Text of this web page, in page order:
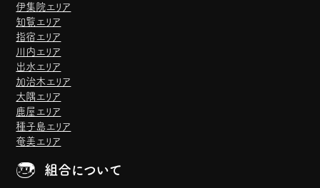
伊集院エリア
知覧エリア
指宿エリア
川内エリア
出水エリア
加治木エリア
大隅エリア
鹿屋エリア
種子島エリア
奄美エリア
組合について